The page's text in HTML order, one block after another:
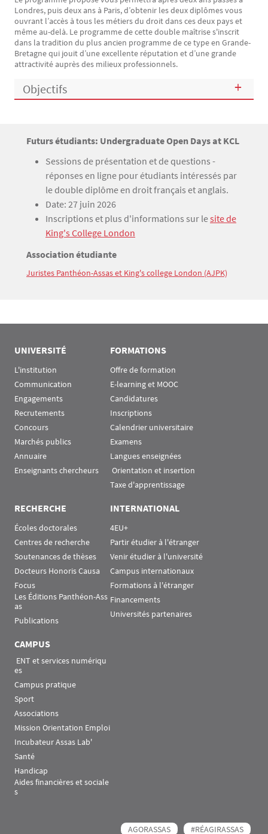
Londres, puis deux ans à Paris, d’obtenir les deux diplômes vous
ouvrant l’accès à tous les métiers du droit dans ces deux pays et
même au-delà. Le programme de cette double maîtrise s'inscrit
dans la tradition du plus ancien programme de ce type en Grande-
Bretagne qui jouit d’une excellente réputation et d’une grande
attractivité auprès des milieux professionnels.
Objectifs
Bloc(s) libre(s)
Titre
Futurs étudiants: Undergraduate Open Days at KCL
TexteSessions de présentation et de questions -
réponses en ligne pour étudiants intéressés par
le double diplôme en droit français et anglais.
Date: 27 juin 2026
Inscriptions et plus d'informations sur lesite de
King's College London
Titre
Association étudiante
Texte
Juristes Panthéon-Assas et King's college London (AJPK)
UNIVERSITÉ
L'institution
Communication
Engagements
Recrutements
Concours
Marchés publics
Annuaire
Enseignants chercheurs
FORMATIONS
Offre de formation
E-learning et MOOC
Candidatures
Inscriptions
Calendrier universitaire
Examens
Langues enseignées
Orientation et insertion
Taxe d'apprentissage
RECHERCHE
Écoles doctorales
Centres de recherche
Soutenances de thèses
Docteurs Honoris Causa
Focus
Les Éditions Panthéon-Ass
as
Publications
INTERNATIONAL
4EU+
Partir étudier à l'étranger
Venir étudier à l'université
Campus internationaux
Formations à l'étranger
Financements
Universités partenaires
CAMPUS
es
Campus pratique
Sport
Associations
Mission Orientation Emploi
Incubateur Assas Lab'
Santé
Handicap
Aides financières et sociale
s
AGORASSAS
#RÉAGIRASSAS